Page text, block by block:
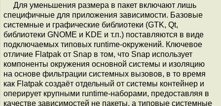
Для уменьшения размера в пакет включают лишь
специфичные для приложения зависимости. Базовые
системные и графические библиотеки (GTK, Qt,
библиотеки GNOME и KDE и т.п.) поставляются в виде
подключаемых типовых runtime-окружений. Ключевое
отличие Flatpak от Snap в том, что Snap использует
компоненты окружения основной системы и изоляцию
на основе фильтрации системных вызовов, в то время
как Flatpak создаёт отдельный от системы контейнер и
оперирует крупными runtime-наборами, предоставляя в
качестве зависимостей не пакеты, а типовые системные